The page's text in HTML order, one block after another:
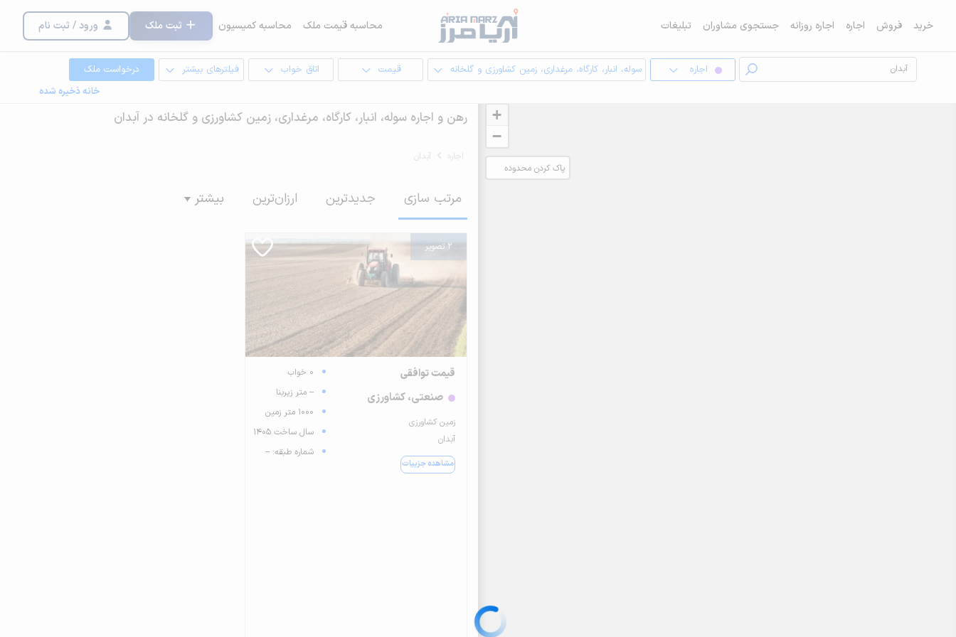
خرید فروش اجاره اجاره روزانه جستجوی مشاوران تبلیغات محاسبه قیمت ملک محاسبه کمیسیون ثبت ملک ورود / ثبت نام
اجاره سوله، انبار، کارگاه، مرغداری، زمین کشاورزی و گلخانه قیمت اتاق خواب فیلترهای بیشتر
درخواست ملک
خانه ذخیره شده
+
−
پاک کردن محدوده
رهن و اجاره سوله، انبار، کارگاه، مرغداری، زمین کشاورزی و گلخانه در آبدان
اجاره آبدان
مرتب سازی جدیدترین ارزان‌ترین بیشتر
2 تصویر
قیمت توافقی
صنعتی، کشاورزی
زمین کشاورزی
آبدان
مشاهده جزییات
0 خواب
-- متر زیربنا
1000 متر زمین
سال ساخت 1405
شماره طبقه: --